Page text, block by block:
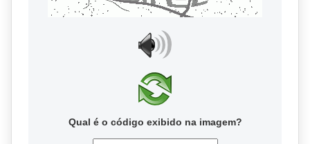
Qual é o código exibido na imagem?